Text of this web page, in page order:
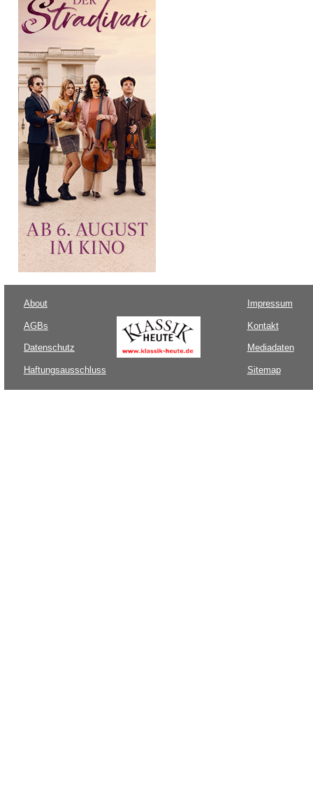
About
AGBs
Datenschutz
Haftungsausschluss
Impressum
Kontakt
Mediadaten
Sitemap